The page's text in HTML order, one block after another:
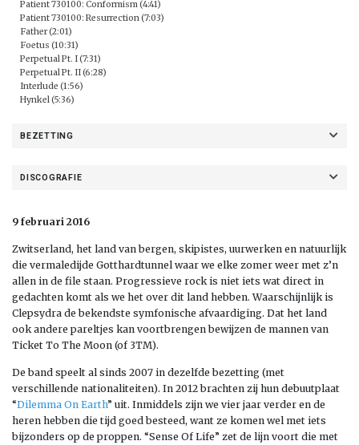
Patient 730100: Conformism (4:41)
Patient 730100: Resurrection (7:03)
Father (2:01)
Foetus (10:31)
Perpetual Pt. I (7:31)
Perpetual Pt. II (6:28)
Interlude (1:56)
Hynkel (5:36)
BEZETTING
DISCOGRAFIE
9 februari 2016
Zwitserland, het land van bergen, skipistes, uurwerken en natuurlijk
die vermaledijde Gotthardtunnel waar we elke zomer weer met z’n
allen in de file staan. Progressieve rock is niet iets wat direct in
gedachten komt als we het over dit land hebben. Waarschijnlijk is
Clepsydra de bekendste symfonische afvaardiging. Dat het land
ook andere pareltjes kan voortbrengen bewijzen de mannen van
Ticket To The Moon (of 3TM).
De band speelt al sinds 2007 in dezelfde bezetting (met
verschillende nationaliteiten). In 2012 brachten zij hun debuutplaat
“Dilemma On Earth” uit. Inmiddels zijn we vier jaar verder en de
heren hebben die tijd goed besteed, want ze komen wel met iets
bijzonders op de proppen. “Sense Of Life” zet de lijn voort die met